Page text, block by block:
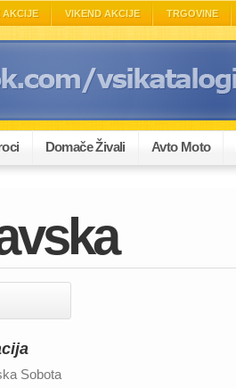
AKCIJE VIKEND AKCIJE TRGOVINE
Domače Živali Avto Moto
Sobota